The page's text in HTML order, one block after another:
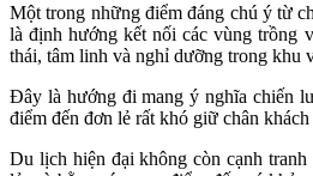
Một trong những điểm đáng chú ý từ
là định hướng kết nối các vùng trồng
thái, tâm linh và nghỉ dưỡng trong khu
Đây là hướng đi mang ý nghĩa chiến
điểm đến đơn lẻ rất khó giữ chân
Du lịch hiện đại không còn cạnh